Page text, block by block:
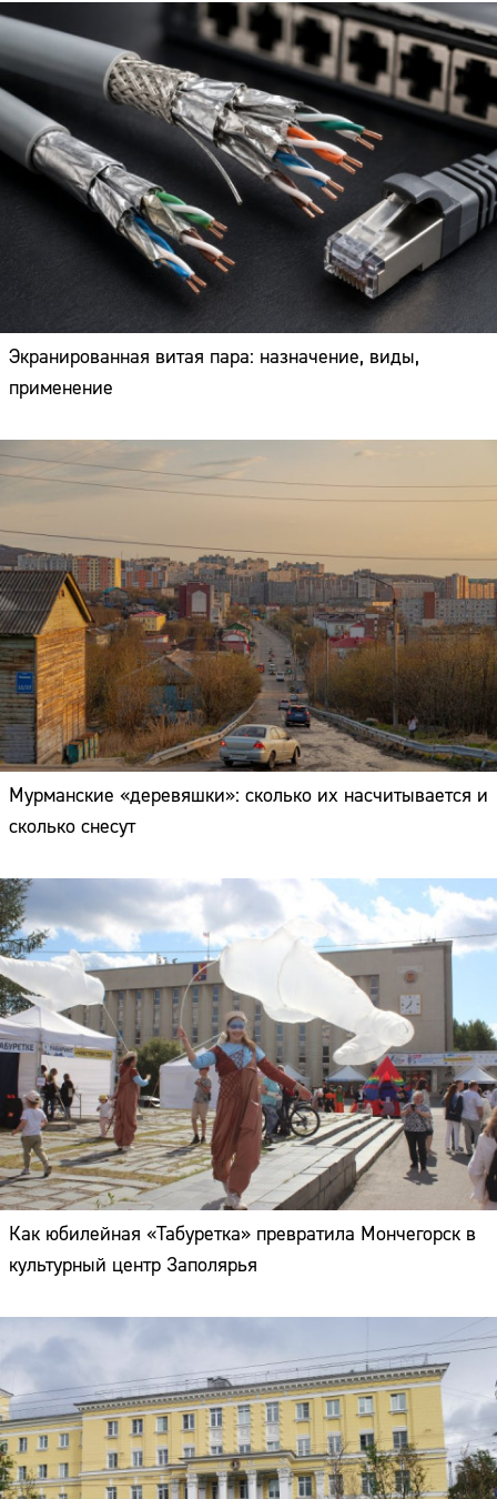
Экранированная витая пара: назначение, виды,
применение
Мурманские «деревяшки»: сколько их насчитывается и
сколько снесут
Как юбилейная «Табуретка» превратила Мончегорск в
культурный центр Заполярья